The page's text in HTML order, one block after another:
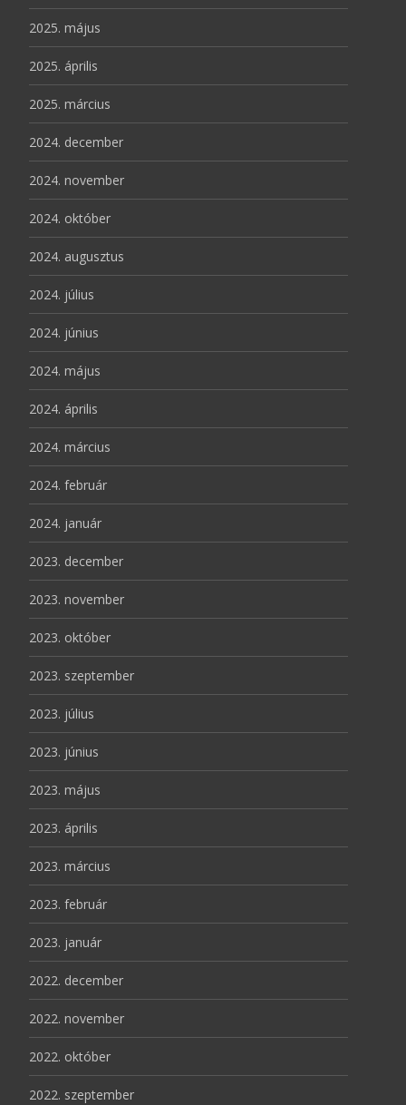
2025. május
2025. április
2025. március
2024. december
2024. november
2024. október
2024. augusztus
2024. július
2024. június
2024. május
2024. április
2024. március
2024. február
2024. január
2023. december
2023. november
2023. október
2023. szeptember
2023. július
2023. június
2023. május
2023. április
2023. március
2023. február
2023. január
2022. december
2022. november
2022. október
2022. szeptember